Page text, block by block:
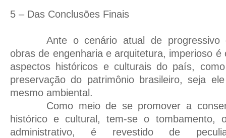
5 – Das Conclusões Finais
Ante o cenário atual de progressivo
obras de engenharia e arquitetura, imperioso
aspectos históricos e culturais do país,
preservação do patrimônio brasileiro, seja
mesmo ambiental.
Como meio de se promover a
histórico e cultural, tem-se o tombamento,
administrativo, é revestido de